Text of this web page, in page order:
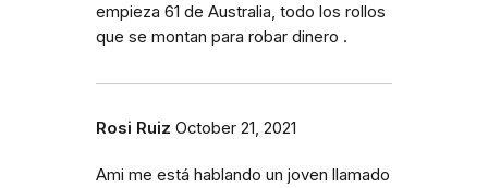
empieza 61 de Australia, todo los rollos
que se montan para robar dinero .
Rosi Ruiz October 21, 2021
Ami me está hablando un joven llamado